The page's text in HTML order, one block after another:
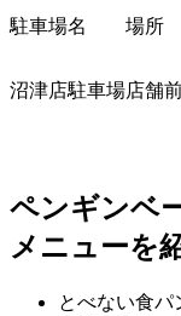
駐車場名 場所
沼津店駐車場店舗
ペンギンベ
メニューを
とべない食パ